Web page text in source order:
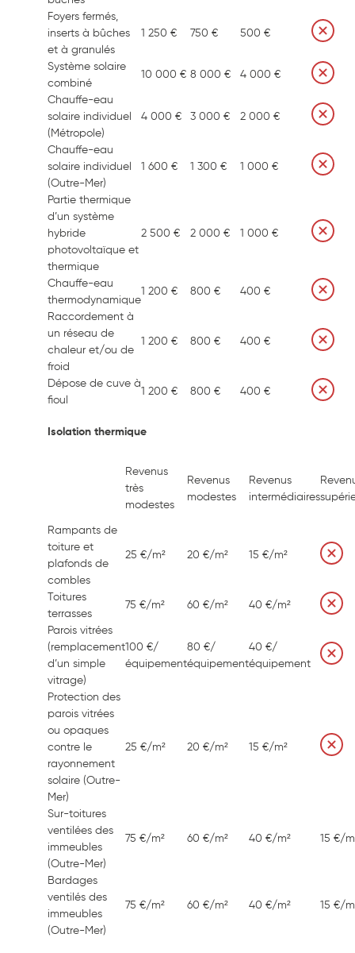
Foyers fermés,
inserts à bûches
et à granulés
1 250 € 750 € 500 €
Système solaire
combiné
10 000 € 8 000 € 4 000 €
Chauffe-eau
solaire individuel
(Métropole)
4 000 € 3 000 € 2 000 €
Chauffe-eau
solaire individuel
(Outre-Mer)
1 600 € 1 300 € 1 000 €
Partie thermique
d’un système
hybride
photovoltaïque et
thermique
2 500 € 2 000 € 1 000 €
Chauffe-eau
thermodynamique
1 200 € 800 € 400 €
Raccordement à
un réseau de
chaleur et/ou de
froid
1 200 € 800 € 400 €
Dépose de cuve à
fioul
1 200 € 800 € 400 €
Isolation thermique
Revenus
très
modestes
Revenus
modestes
Revenus
intermédiaires
Rampants de
toiture et
plafonds de
combles
25 €/m² 20 €/m² 15 €/m²
Toitures
terrasses
75 €/m² 60 €/m² 40 €/m²
Parois vitrées
(remplacement
d’un simple
vitrage)
100 €/
équipement
80 €/
équipement
40 €/
équipement
Protection des
parois vitrées
ou opaques
contre le
rayonnement
solaire (Outre-
Mer)
25 €/m² 20 €/m² 15 €/m²
Sur-toitures
ventilées des
immeubles
(Outre-Mer)
75 €/m² 60 €/m² 40 €/m² 15 €/
Bardages
ventilés des
immeubles
(Outre-Mer)
75 €/m² 60 €/m² 40 €/m² 15 €/